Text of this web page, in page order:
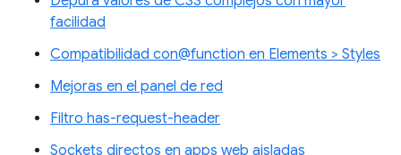
facilidad
Compatibilidad con@function en Elements > Styles
Mejoras en el panel de red
Filtro has-request-header
Sockets directos en apps web aisladas